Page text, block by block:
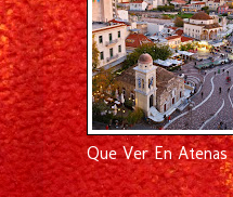
Que Ver En Atenas